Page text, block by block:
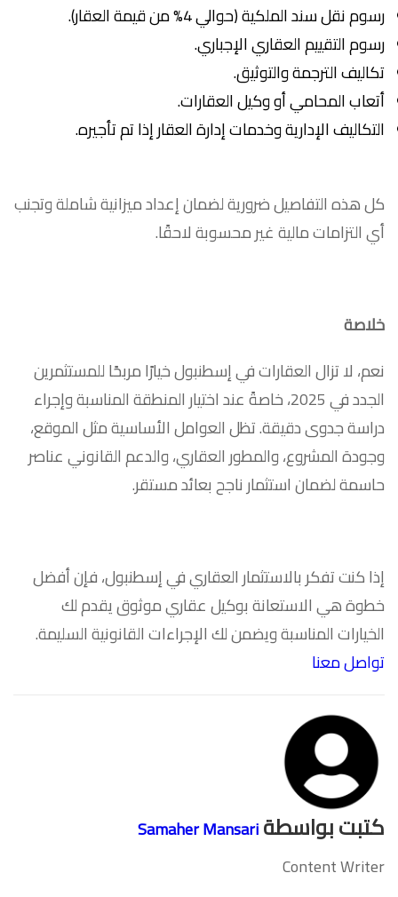
رسوم نقل سند الملكية (حوالي 4% من قيمة العقار).
رسوم التقييم العقاري الإجباري.
تكاليف الترجمة والتوثيق.
أتعاب المحامي أو وكيل العقارات.
التكاليف الإدارية وخدمات إدارة العقار إذا تم تأجيره.
كل هذه التفاصيل ضرورية لضمان إعداد ميزانية شاملة وتجنب
أي التزامات مالية غير محسوبة لاحقًا.
خلاصة
نعم، لا تزال العقارات في إسطنبول خيارًا مربحًا للمستثمرين
الجدد في 2025، خاصةً عند اختيار المنطقة المناسبة وإجراء
دراسة جدوى دقيقة. تظل العوامل الأساسية مثل الموقع،
وجودة المشروع، والمطور العقاري، والدعم القانوني عناصر
حاسمة لضمان استثمار ناجح بعائد مستقر.
إذا كنت تفكر بالاستثمار العقاري في إسطنبول، فإن أفضل
خطوة هي الاستعانة بوكيل عقاري موثوق يقدم لك
الخيارات المناسبة ويضمن لك الإجراءات القانونية السليمة.
تواصل معنا
كتبت بواسطةSamaher Mansari
Content Writer